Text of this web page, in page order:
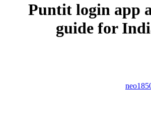
Puntit login app
guide for